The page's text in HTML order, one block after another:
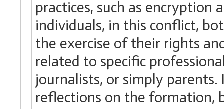
practices, such as encryption
individuals, in this conflict,
the exercise of their rights
related to specific
journalists, or simply
reflections on the formation,